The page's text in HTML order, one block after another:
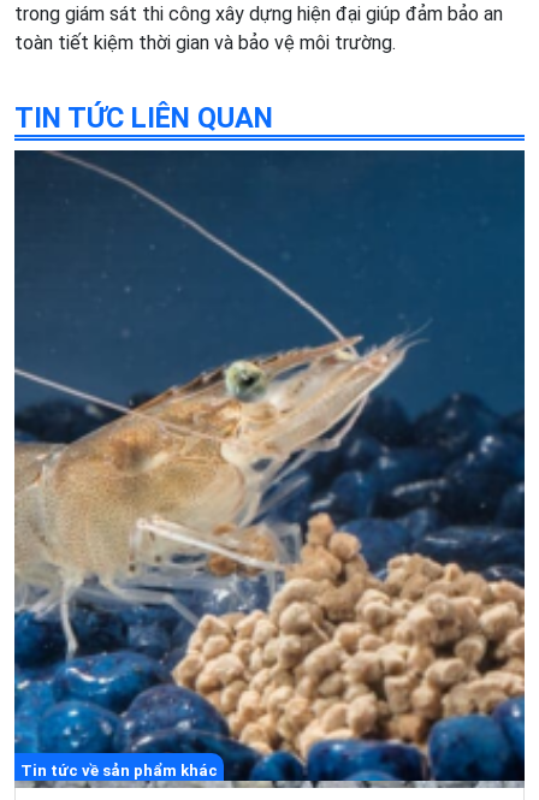
trong giám sát thi công xây dựng hiện đại giúp đảm bảo an
toàn tiết kiệm thời gian và bảo vệ môi trường.
TIN TỨC LIÊN QUAN
Tin tức về sản phẩm khác